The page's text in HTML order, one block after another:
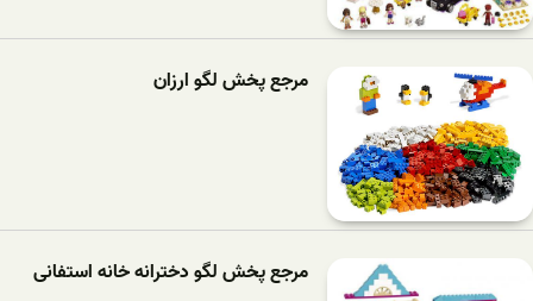
مرجع پخش لگو ارزان
مرجع پخش لگو دخترانه خانه استفانی